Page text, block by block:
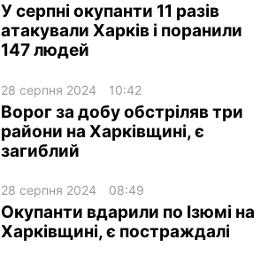
У серпні окупанти 11 разів
атакували Харків і поранили
147 людей
28 серпня 2024 10:42
Ворог за добу обстріляв три
райони на Харківщині, є
загиблий
28 серпня 2024 08:49
Окупанти вдарили по Ізюмі на
Харківщині, є постраждалі